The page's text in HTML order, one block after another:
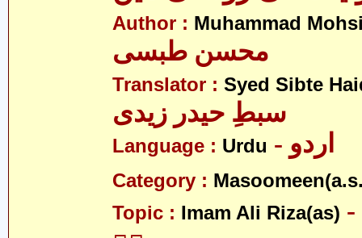
Author : Muhammad
محسن طبسی
Translator : Syed Sibte
سبطِ حیدر زیدی
Language : Urdu - اردو
Category :
Topic : Imam Ali Riza(as) - امام علی